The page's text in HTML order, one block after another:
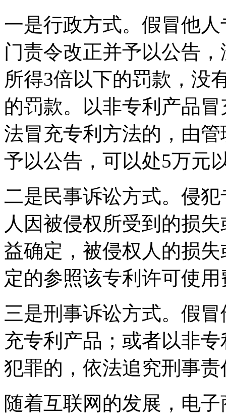
一是行政方式。假冒他
门责令改正并予以公告
所得3倍以下的罚款，没
的罚款。以非专利产品
法冒充专利方法的，由
予以公告，可以处5万元
二是民事诉讼方式。侵
人因被侵权所受到的损
益确定，被侵权人的损
定的参照该专利许可使
三是刑事诉讼方式。假
充专利产品；或者以非
犯罪的，依法追究刑事责
随着互联网的发展，电